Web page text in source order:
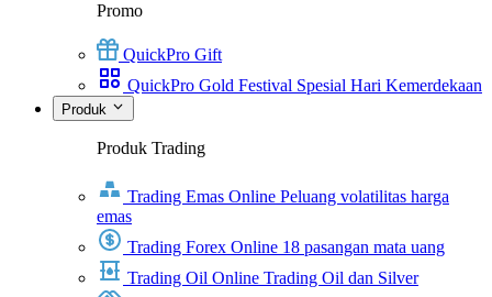
Promo
QuickPro Gift
QuickPro Gold Festival Spesial Hari Kemerdekaan
Produk
Produk Trading
Trading Emas Online Peluang volatilitas harga
emas
Trading Forex Online 18 pasangan mata uang
Trading Oil Online Trading Oil dan Silver